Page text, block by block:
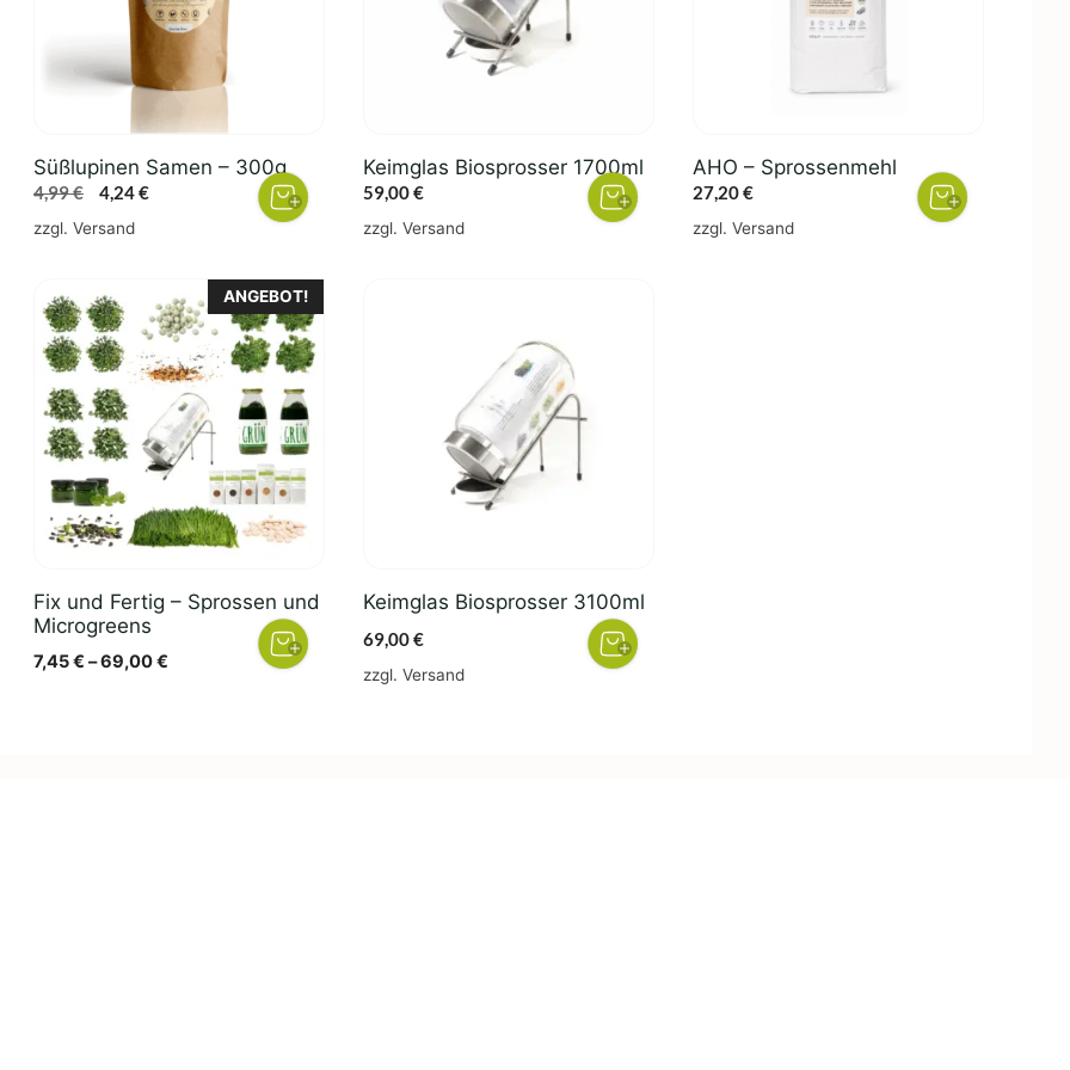
Süßlupinen Samen – 300g
4,99€
Ursprünglicher
Preis
4,24€Aktueller
zzgl. Versand
Keimglas Biosprosser 1700ml
59,00€
zzgl. Versand
AHO – Sprossenmehl
27,20€
zzgl. Versand
ANGEBOT!
Fix und Fertig – Sprossen und
Microgreens
7,45€ –69,00€ Preisspanne:
Keimglas Biosprosser 3100ml
69,00€
zzgl. Versand